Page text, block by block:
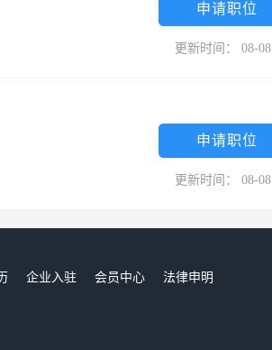
申请职位
更新时间： 08-08
申请职位
更新时间： 08-08
企业入驻 会员中心
法律申明